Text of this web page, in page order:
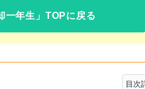
一年生」TOPに戻る
目次